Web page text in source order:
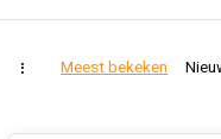
Meest bekeken